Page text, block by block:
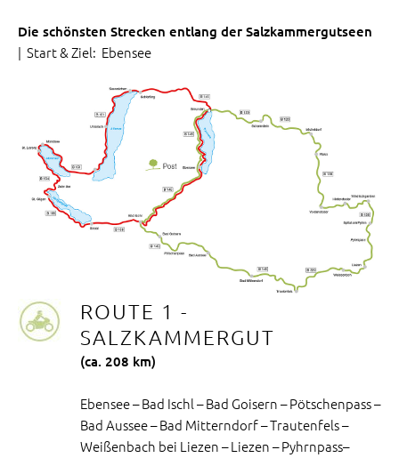
Die schönsten Strecken entlang der Salzkammergutseen
| Start & Ziel: Ebensee
ROUTE 1 -
SALZKAMMERGUT
(ca. 208 km)
Ebensee – Bad Ischl – Bad Goisern – Pötschenpass –
Bad Aussee – Bad Mitterndorf – Trautenfels –
Weißenbach bei Liezen – Liezen – Pyhrnpass–